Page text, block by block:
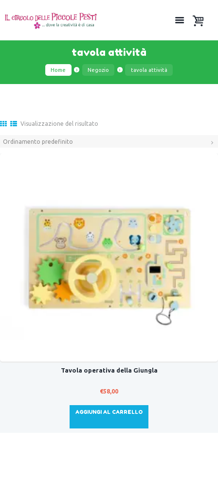
tavola attività
Home Negozio tavola attività
Visualizzazione del risultato
Tavola operativa della Giungla
€58,00
AGGIUNGI AL CARRELLO